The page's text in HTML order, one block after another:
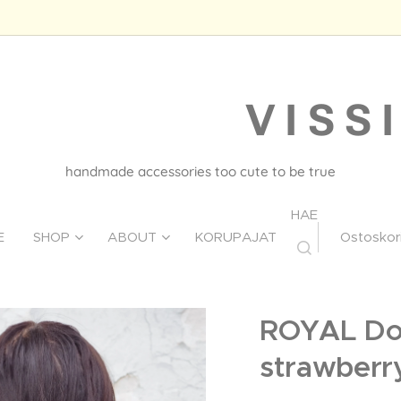
V I S S
handmade accessories too cute to be true
SHOP ABOUT KORUPAJAT
HAE
Ostoskori
ROYAL